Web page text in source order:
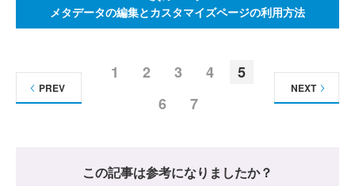
メタデータの編集とカスタマイズページの利用方法
1 2 3 4
5
6
7
PREV NEXT
この記事は参考になりましたか？